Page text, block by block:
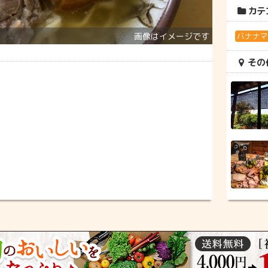
カ
バナナ
そ